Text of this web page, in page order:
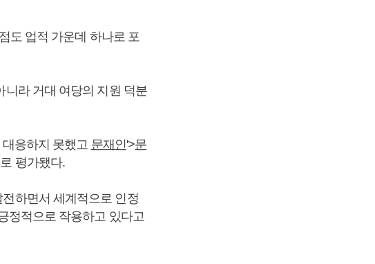
도 업적 가운데 하나로 포
니라 거대 여당의 지원 덕분
응하지 못했고 문재인'>문
평가됐다.
하면서 세계적으로 인정
정적으로 작용하고 있다고